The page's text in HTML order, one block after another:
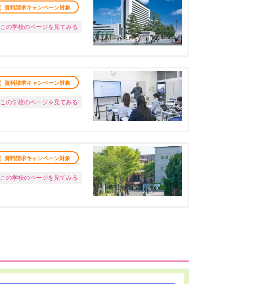
資料請求キャンペーン対象
この学校のページを見てみる
資料請求キャンペーン対象
この学校のページを見てみる
資料請求キャンペーン対象
この学校のページを見てみる